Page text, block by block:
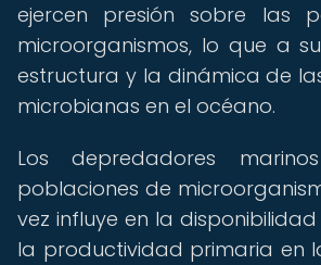
ejercen presión sobre las
microorganismos, lo que a
estructura y la dinámica de
microbianas en el océano.
Los depredadores
poblaciones de
vez influye en la
la productividad primaria en